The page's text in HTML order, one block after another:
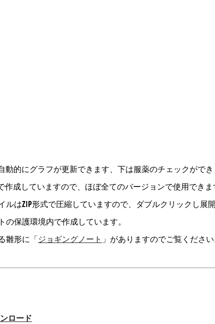
動的にグラフが更新できます、下は服薬のチェックができ
で作成していますので、ほぼ全てのバージョンで使用できま
ルはZIP形式で圧縮していますので、ダブルクリックし展
の保護環境内で作成しています。
雛形に「ジョギングノート 」がありますのでご覧ください
ロード